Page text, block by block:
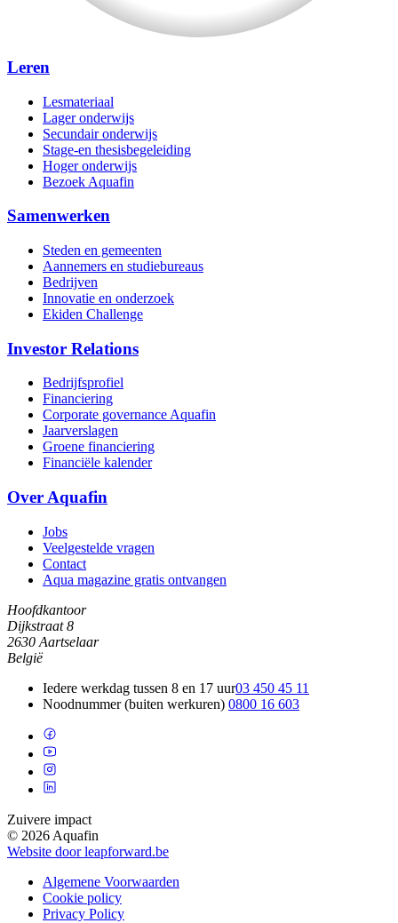
Leren
Lesmateriaal
Lager onderwijs
Secundair onderwijs
Stage-en thesisbegeleiding
Hoger onderwijs
Bezoek Aquafin
Samenwerken
Steden en gemeenten
Aannemers en studiebureaus
Bedrijven
Innovatie en onderzoek
Ekiden Challenge
Investor Relations
Bedrijfsprofiel
Financiering
Corporate governance Aquafin
Jaarverslagen
Groene financiering
Financiële kalender
Over Aquafin
Jobs
Veelgestelde vragen
Contact
Aqua magazine gratis ontvangen
Hoofdkantoor
Dijkstraat 8
2630 Aartselaar
België
Iedere werkdag tussen 8 en 17 uur03 450 45 11
Noodnummer (buiten werkuren) 0800 16 603
Zuivere impact
© 2026 Aquafin
Website door leapforward.be
Algemene Voorwaarden
Cookie policy
Privacy Policy